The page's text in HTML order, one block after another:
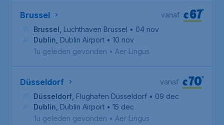
Brussel €67*
vanaf
Brussel Luchthaven Brussel • 04 nov
Dublin Dublin Airport • 10 nov
1u geleden gevonden • Aer Lingus
Düsseldorf €70*
vanaf
Düsseldorf Flughafen Düsseldorf • 09 dec
Dublin Dublin Airport • 15 dec
1u geleden gevonden • Aer Lingus